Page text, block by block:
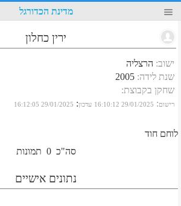
מדינת הכדורגל
ירין כחלון
ישוב: הרצליה
שנת לידה:
2005
שחקן בקבוצת:
רישום:
29/01/2025 16:10:12 עדכון:
29/01/2025 16:12:05
לוחם חוד
סה"כ 0 תמונות
נתונים אישיים